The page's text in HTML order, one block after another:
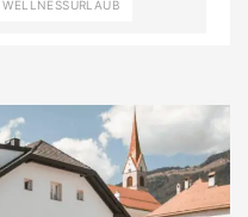
,WELLNESSURLAUB